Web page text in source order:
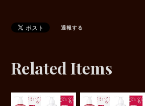
通報する
Related Items